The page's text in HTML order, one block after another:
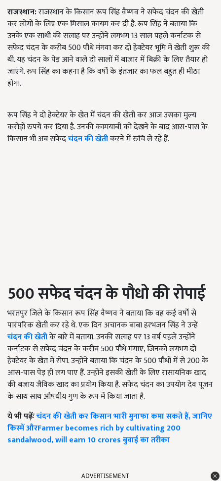
राजस्थान:राजस्थान के किसान रूप सिंह वैष्णव ने सफेद चंदन की खेती
कर लोगों के लिए एक मिसाल कायम कर दी है. रूप सिंह ने बताया कि
उनके एक साथी की सलाह पर उन्होंने लगभग 13 साल पहले कर्नाटक से
सफेद चंदन के करीब 500 पौधे मंगवा कर दो हेक्टेयर भूमि में खेती शुरू की
थी. यह चंदन के पेड़ आने वाले दो सालों में बाजार में बिक्री के लिए तैयार हो
जाएंगे. रुप सिंह का कहना है कि वर्षों के इंतजार का फल बहुत ही मीठा
होगा.
रूप सिंह ने दो हेक्टेयर के खेत में चंदन की खेती कर आज उसका मुल्य
करोड़ों रुपये कर दिया है. उनकी कामयाबी को देखने के बाद आस-पास के
किसान भी अब सफेदचंदन की खेतीकरने में रुचि ले रहे हैं.
500 सफेद चंदन के पौधो की रोपाई
भरतपुर जिले के किसान रूप सिंह वैष्णव ने बताया कि वह कई वर्षों से
पारंपरिक खेती कर रहे थे. एक दिन अचानक बाबा हरभजन सिंह ने उन्हें
चंदन की खेतीके बारे में बताया. उनकी सलाह पर 13 वर्ष पहले उन्होंने
कर्नाटक से सफेद चंदन के करीब 500 पौधे मंगाए, जिनको लगभग दो
हेक्टेयर के खेत में रोपा. उन्होंने बताया कि चंदन के 500 पौधों में से 200 के
आस-पास पेड़ ही लग पाए हैं. उन्होंने इसकी खेती के लिए रासायनिक खाद
की बजाय जैविक खाद का प्रयोग किया है. सफेद चंदन का उपयोग देव पूजन
के साथ साथ औषधीय गुण के रूप में किया जाता है.
ये भी पढ़ेंःचंदन की खेती कर किसान भारी मुनाफा कमा सकते हैं, जानिए
किस्में औरFarmer becomes rich by cultivating 200
sandalwood, will earn 10 crores बुवाई का तरीका
ADVERTISEMENT